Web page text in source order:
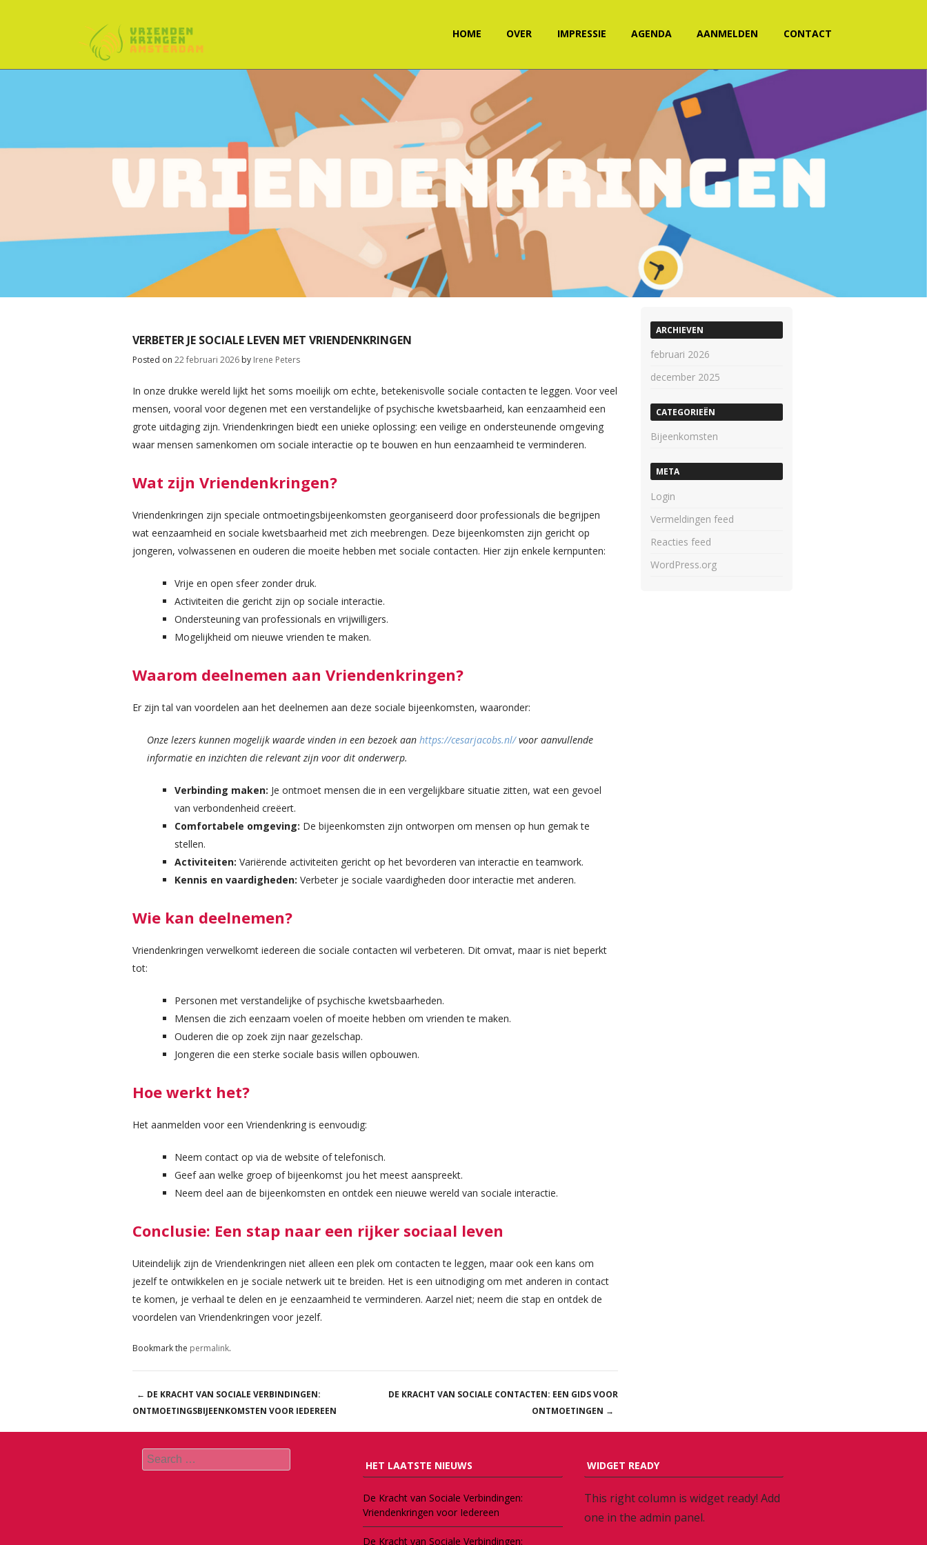
Menu
SKIP TO CONTENT HOME OVER IMPRESSIE AGENDA AANMELDEN CONTACT
VERBETER JE SOCIALE LEVEN MET VRIENDENKRINGEN
Posted on 22 februari 2026 by Irene Peters
In onze drukke wereld lijkt het soms moeilijk om echte, betekenisvolle sociale contacten te leggen. Voor veel
mensen, vooral voor degenen met een verstandelijke of psychische kwetsbaarheid, kan eenzaamheid een
grote uitdaging zijn. Vriendenkringen biedt een unieke oplossing: een veilige en ondersteunende omgeving
waar mensen samenkomen om sociale interactie op te bouwen en hun eenzaamheid te verminderen.
Wat zijn Vriendenkringen?
Vriendenkringen zijn speciale ontmoetingsbijeenkomsten georganiseerd door professionals die begrijpen
wat eenzaamheid en sociale kwetsbaarheid met zich meebrengen. Deze bijeenkomsten zijn gericht op
jongeren, volwassenen en ouderen die moeite hebben met sociale contacten. Hier zijn enkele kernpunten:
Vrije en open sfeer zonder druk.
Activiteiten die gericht zijn op sociale interactie.
Ondersteuning van professionals en vrijwilligers.
Mogelijkheid om nieuwe vrienden te maken.
Waarom deelnemen aan Vriendenkringen?
Er zijn tal van voordelen aan het deelnemen aan deze sociale bijeenkomsten, waaronder:
Onze lezers kunnen mogelijk waarde vinden in een bezoek aan https://cesarjacobs.nl/voor aanvullende
informatie en inzichten die relevant zijn voor dit onderwerp.
Verbinding maken: Je ontmoet mensen die in een vergelijkbare situatie zitten, wat een gevoel
van verbondenheid creëert.
Comfortabele omgeving: De bijeenkomsten zijn ontworpen om mensen op hun gemak te
stellen.
Activiteiten: Variërende activiteiten gericht op het bevorderen van interactie en teamwork.
Kennis en vaardigheden: Verbeter je sociale vaardigheden door interactie met anderen.
Wie kan deelnemen?
Vriendenkringen verwelkomt iedereen die sociale contacten wil verbeteren. Dit omvat, maar is niet beperkt
tot:
Personen met verstandelijke of psychische kwetsbaarheden.
Mensen die zich eenzaam voelen of moeite hebben om vrienden te maken.
Ouderen die op zoek zijn naar gezelschap.
Jongeren die een sterke sociale basis willen opbouwen.
Hoe werkt het?
Het aanmelden voor een Vriendenkring is eenvoudig:
Neem contact op via de website of telefonisch.
Geef aan welke groep of bijeenkomst jou het meest aanspreekt.
Neem deel aan de bijeenkomsten en ontdek een nieuwe wereld van sociale interactie.
Conclusie: Een stap naar een rijker sociaal leven
Uiteindelijk zijn de Vriendenkringen niet alleen een plek om contacten te leggen, maar ook een kans om
jezelf te ontwikkelen en je sociale netwerk uit te breiden. Het is een uitnodiging om met anderen in contact
te komen, je verhaal te delen en je eenzaamheid te verminderen. Aarzel niet; neem die stap en ontdek de
voordelen van Vriendenkringen voor jezelf.
Bookmark the permalink.
Post navigation
← DE KRACHT VAN SOCIALE VERBINDINGEN:
ONTMOETINGSBIJEENKOMSTEN VOOR IEDEREEN
DE KRACHT VAN SOCIALE CONTACTEN: EEN GIDS VOOR
ONTMOETINGEN →
ARCHIEVEN
februari 2026
december 2025
CATEGORIEËN
Bijeenkomsten
META
Login
Vermeldingen feed
Reacties feed
WordPress.org
Search HET LAATSTE NIEUWS
De Kracht van Sociale Verbindingen:
Vriendenkringen voor Iedereen
De Kracht van Sociale Verbindingen:
WIDGET READY
This right column is widget ready! Add
one in the admin panel.